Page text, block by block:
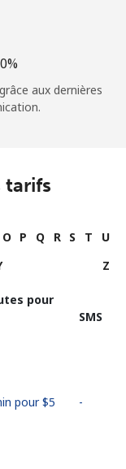
aux dernières
tarifs
O P Q R S T
U
Z
pour
SMS
pour ⁦$5⁩ -